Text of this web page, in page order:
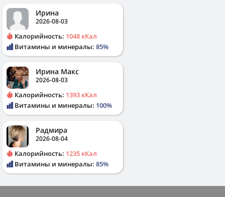
Ирина
2026-08-03
Калорийность: 1048 кКал
Витамины и минералы: 85%
Ирина Макс
2026-08-03
Калорийность: 1393 кКал
Витамины и минералы: 100%
Радмира
2026-08-04
Калорийность: 1235 кКал
Витамины и минералы: 85%